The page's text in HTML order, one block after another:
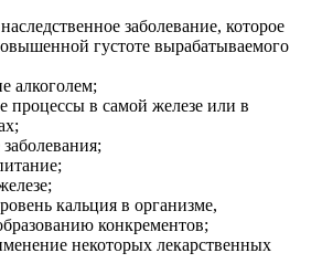
заболевание, которое
густоте вырабатываемого
алкоголем;
процессы в самой железе или в
кальция в организме,
конкрементов;
некоторых лекарственных